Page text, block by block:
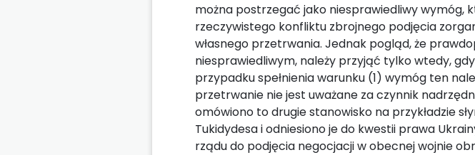
można postrzegać jako niesprawiedliwy wymóg,
rzeczywistego konfliktu zbrojnego podjęcia
własnego przetrwania. Jednak pogląd, że
niesprawiedliwym, należy przyjąć tylko wtedy,
przypadku spełnienia warunku (1) wymóg ten
przetrwanie nie jest uważane za czynnik
omówiono to drugie stanowisko na przykładzie
Tukidydesa i odniesiono je do kwestii prawa
rządu do podjęcia negocjacji w obecnej wojnie